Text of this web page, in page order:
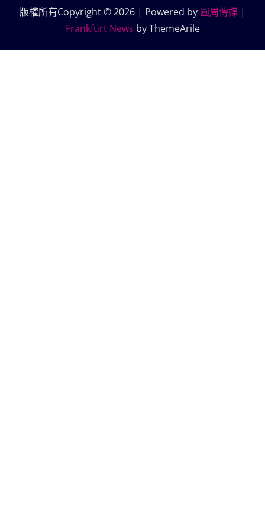
版權所有Copyright © 2026 | Powered by 圓周傳媒 |
Frankfurt News by ThemeArile